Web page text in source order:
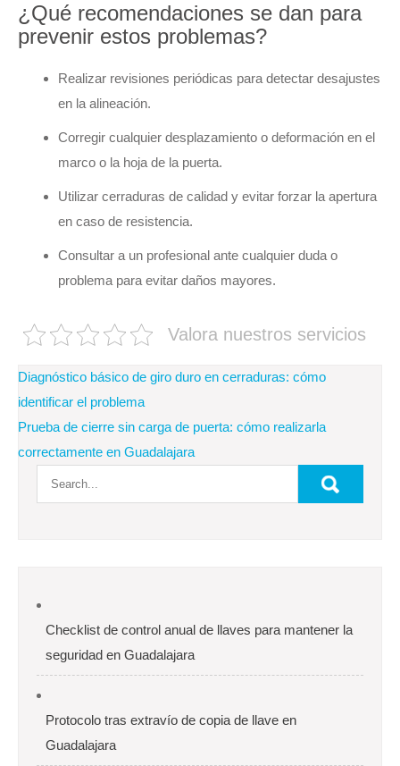
¿Qué recomendaciones se dan para
prevenir estos problemas?
Realizar revisiones periódicas para detectar desajustes
en la alineación.
Corregir cualquier desplazamiento o deformación en el
marco o la hoja de la puerta.
Utilizar cerraduras de calidad y evitar forzar la apertura
en caso de resistencia.
Consultar a un profesional ante cualquier duda o
problema para evitar daños mayores.
Valora nuestros servicios
Navegación
de
entradas
Diagnóstico básico de giro duro en cerraduras: cómo
identificar el problema
Prueba de cierre sin carga de puerta: cómo realizarla
correctamente en Guadalajara
Checklist de control anual de llaves para mantener la
seguridad en Guadalajara
Protocolo tras extravío de copia de llave en
Guadalajara